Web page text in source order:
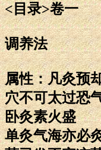
<目录>卷一
调养法
属性：凡灸预
穴不可太过恐
卧灸素火盛
单灸气海亦必